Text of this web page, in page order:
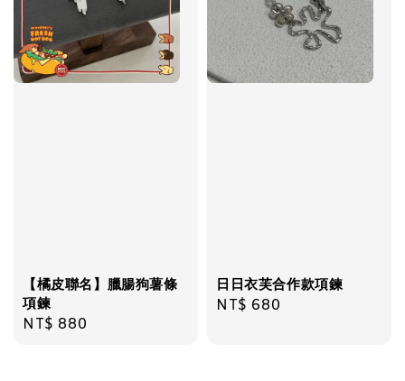
【橘皮聯名】臘腸狗薯條
項鍊
Regular
NT$ 880
日日衣芙合作款項鍊
Regular
NT$ 680